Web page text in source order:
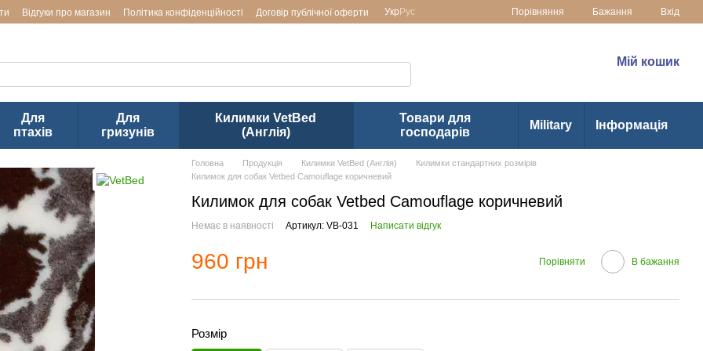
Відгуки про магазин Політика конфіденційності Договір публічної оферти Укр Рус Порівняння Бажання Вхід
Мій кошик
Для
птахів
Для
гризунів
Килимки VetBed
(Англія)
Товари для
господарів
Military Інформація
Головна Продукція Килимки VetBed (Англія)
Килимки стандартних розмірів
Килимок для собак Vetbed Camouflage коричневий
Килимок для собак Vetbed Camouflage коричневий
Немає в наявності Артикул: VB-031 Написати відгук
960 грн Порівняти В бажання
Розмір